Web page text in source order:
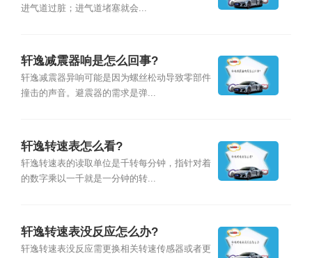
进气道过脏；进气道堵塞就会...
轩逸减震器响是怎么回事?
轩逸减震器异响可能是因为螺丝松动导致零部件
撞击的声音。避震器的需求是弹...
轩逸转速表怎么看?
轩逸转速表的读取单位是千转每分钟，指针对着
的数字乘以一千就是一分钟的转...
轩逸转速表没反应怎么办?
轩逸转速表没反应需更换相关转速传感器或者更